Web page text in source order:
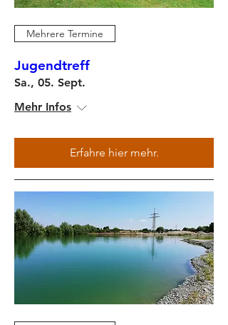
Mehrere Termine
Jugendtreff
Sa., 05. Sept.
Mehr Infos
Erfahre hier mehr.